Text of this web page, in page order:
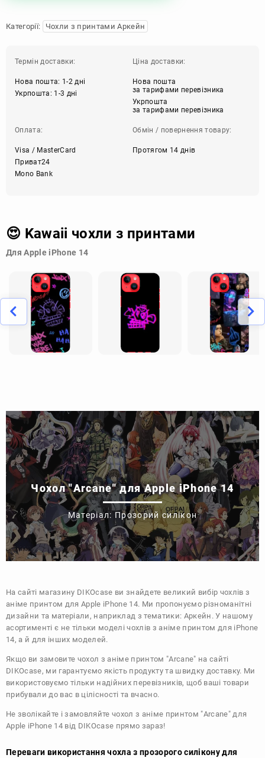
Категорії: Чохли з принтами Аркейн
Термін доставки:
Нова пошта: 1-2 дні
Укрпошта: 1-3 дні
Ціна доставки:
Нова пошта
за тарифами перевізника
Укрпошта
за тарифами перевізника
Оплата:
Visa / MasterCard
Приват24
Mono Bank
Обмін / повернення товару:
Протягом 14 днів
😍 Kawaii чохли з принтами
Для Apple iPhone 14
Чохол "Arcane" для Apple iPhone 14
Матеріал: Прозорий силікон
На сайті магазину DIKOcase ви знайдете великий вибір чохлів з
аніме принтом для Apple iPhone 14. Ми пропонуємо різноманітні
дизайни та матеріали, наприклад з тематики: Аркейн . У нашому
асортименті є не тільки моделі чохлів з аніме принтом для iPhone
14, а й для інших моделей.
Якщо ви замовите чохол з аніме принтом "Arcane" на сайті
DIKOcase, ми гарантуємо якість продукту та швидку доставку. Ми
використовуємо тільки надійних перевізників, щоб ваші товари
прибували до вас в цілісності та вчасно.
Не зволікайте і замовляйте чохол з аніме принтом "Arcane" для
Apple iPhone 14 від DIKOcase прямо зараз!
Переваги використання чохла з прозорого силікону для